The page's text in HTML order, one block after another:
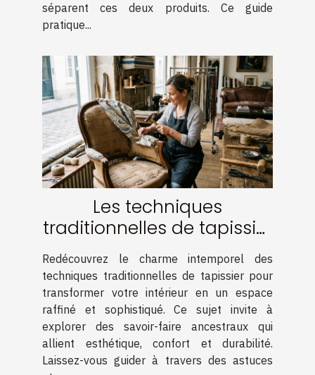
séparent ces deux produits. Ce guide
pratique...
Les techniques
traditionnelles de tapissier
pour un intérieur élégant
Redécouvrez le charme intemporel des
techniques traditionnelles de tapissier pour
transformer votre intérieur en un espace
raffiné et sophistiqué. Ce sujet invite à
explorer des savoir-faire ancestraux qui
allient esthétique, confort et durabilité.
Laissez-vous guider à travers des astuces